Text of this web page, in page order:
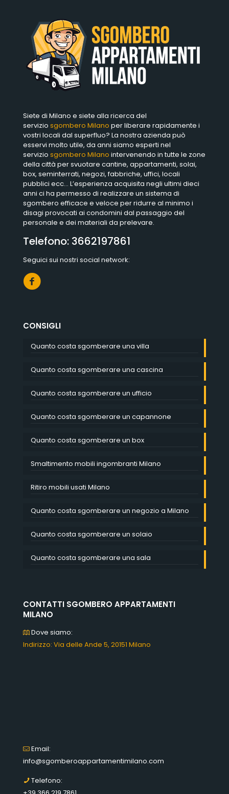
Siete di Milano e siete alla ricerca del
servizio sgombero Milano per liberare rapidamente i
vostri locali dal superfluo? La nostra azienda può
esservi molto utile, da anni siamo esperti nel
servizio sgombero Milano intervenendo in tutte le zone
della città per svuotare cantine, appartamenti, solai,
box, seminterrati, negozi, fabbriche, uffici, locali
pubblici ecc… L’esperienza acquisita negli ultimi dieci
anni ci ha permesso di realizzare un sistema di
sgombero efficace e veloce per ridurre al minimo i
disagi provocati ai condomini dal passaggio del
personale e dei materiali da prelevare.
Telefono: 3662197861
Seguici sui nostri social network:
CONSIGLI
Quanto costa sgomberare una villa
Quanto costa sgomberare una cascina
Quanto costa sgomberare un ufficio
Quanto costa sgomberare un capannone
Quanto costa sgomberare un box
Smaltimento mobili ingombranti Milano
Ritiro mobili usati Milano
Quanto costa sgomberare un negozio a Milano
Quanto costa sgomberare un solaio
Quanto costa sgomberare una sala
CONTATTI SGOMBERO APPARTAMENTI
MILANO
Dove siamo:
Indirizzo: Via delle Ande 5, 20151 Milano
Email:
info@sgomberoappartamentimilano.com
Telefono: